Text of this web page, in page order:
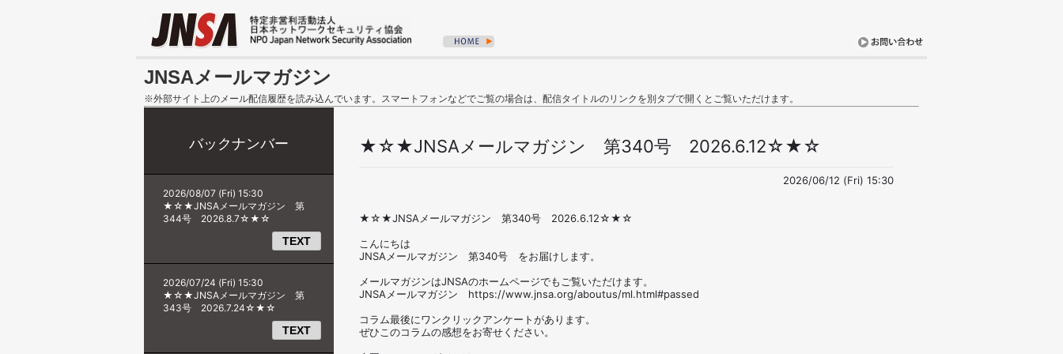
JNSAメールマガジン
※外部サイト上のメール配信履歴を読み込んでいます。スマートフォンなどでご覧の場合は、配信タイトルのリンクを別タブで開くとご覧いただけます。